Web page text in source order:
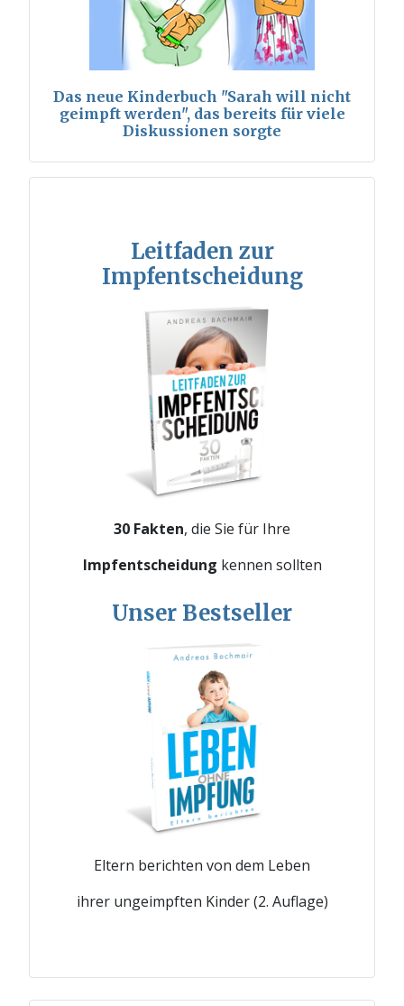
Das neue Kinderbuch "Sarah will nicht
geimpft werden", das bereits für viele
Diskussionen sorgte
Leitfaden zur
Impfentscheidung
30 Fakten, die Sie für Ihre
Impfentscheidung kennen sollten
Unser Bestseller
Eltern berichten von dem Leben
ihrer ungeimpften Kinder (2. Auflage)